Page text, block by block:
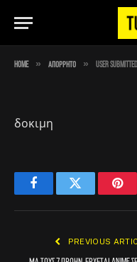
Home » Απόρρητο » User
User
δοκιμη
FacebookTwitter
PREVIOUS